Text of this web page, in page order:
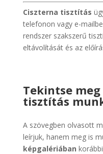
Ciszterna tisztítás
telefonon vagy e-
rendszer szakszerű
eltávolítását és az
Tekintse
tisztítás
A szövegben olvasott
leírjuk, hanem meg is
képgalériában korábbi